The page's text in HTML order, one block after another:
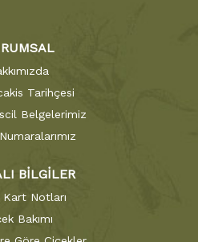
Tarihçesi
Belgelerimiz
BİLGİLER
Kart Notları
Bakımı